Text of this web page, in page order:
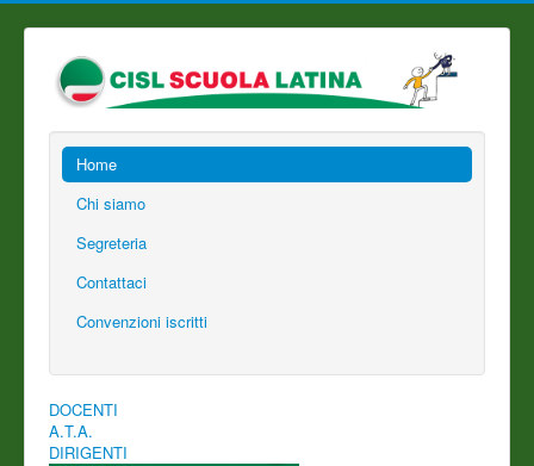
Home
Chi siamo
Segreteria
Contattaci
Convenzioni iscritti
DOCENTI
A.T.A.
DIRIGENTI